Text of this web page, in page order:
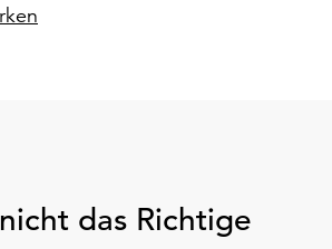
merken
das Richtige